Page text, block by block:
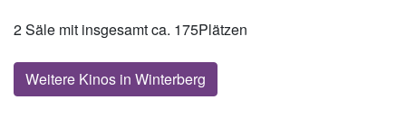
2 Säle mit insgesamt ca. 175Plätzen
Weitere Kinos in Winterberg